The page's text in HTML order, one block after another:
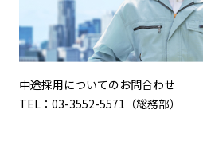
中途採用についてのお問合わせ
TEL：03-3552-5571（総務部）